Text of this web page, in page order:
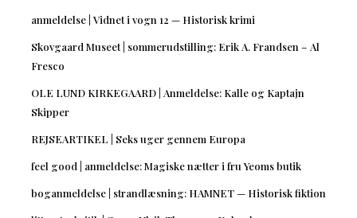
anmeldelse | Vidnet i vogn 12 — Historisk krimi
Skovgaard Museet | sommerudstilling: Erik A. Frandsen – Al
Fresco
OLE LUND KIRKEGAARD | Anmeldelse: Kalle og Kaptajn
Skipper
REJSEARTIKEL | Seks uger gennem Europa
feel good | anmeldelse: Magiske nætter i fru Yeoms butik
boganmeldelse | strandlæsning: HAMNET — Historisk fiktion